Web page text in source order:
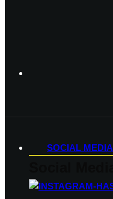
SOCIAL MEDIA